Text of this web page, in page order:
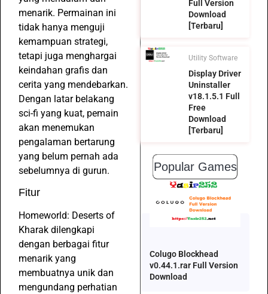
menarik. Permainan ini
tidak hanya menguji
kemampuan strategi,
tetapi juga menghargai
keindahan grafis dan
cerita yang mendebarkan.
Dengan latar belakang
sci-fi yang kuat, pemain
akan menemukan
pengalaman bertarung
yang belum pernah ada
sebelumnya di gurun.
Fitur
Homeworld: Deserts of
Kharak dilengkapi
dengan berbagai fitur
menarik yang
membuatnya unik dan
mengundang perhatian
Full Version
Download
[Terbaru]
Utility Software
Display Driver
Uninstaller
v18.1.5.1 Full
Free
Download
[Terbaru]
Popular Games
Colugo Blockhead
v0.44.1.rar Full Version
Download